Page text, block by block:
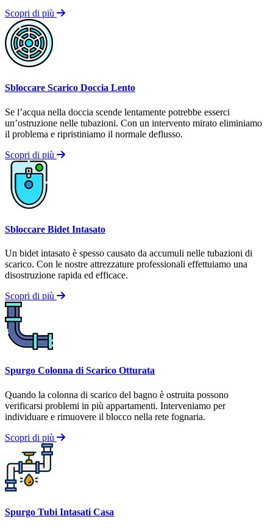
Scopri di più
Sbloccare Scarico Doccia Lento
Se l’acqua nella doccia scende lentamente potrebbe esserci
un’ostruzione nelle tubazioni. Con un intervento mirato eliminiamo
il problema e ripristiniamo il normale deflusso.
Scopri di più
Sbloccare Bidet Intasato
Un bidet intasato è spesso causato da accumuli nelle tubazioni di
scarico. Con le nostre attrezzature professionali effettuiamo una
disostruzione rapida ed efficace.
Scopri di più
Spurgo Colonna di Scarico Otturata
Quando la colonna di scarico del bagno è ostruita possono
verificarsi problemi in più appartamenti. Interveniamo per
individuare e rimuovere il blocco nella rete fognaria.
Scopri di più
Spurgo Tubi Intasati Casa